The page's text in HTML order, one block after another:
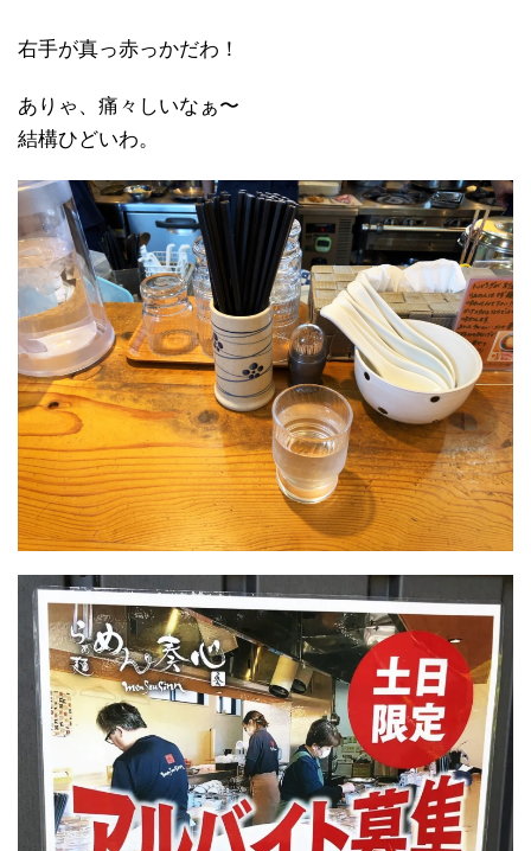
右手が真っ赤っかだわ！
ありゃ、痛々しいなぁ〜
結構ひどいわ。